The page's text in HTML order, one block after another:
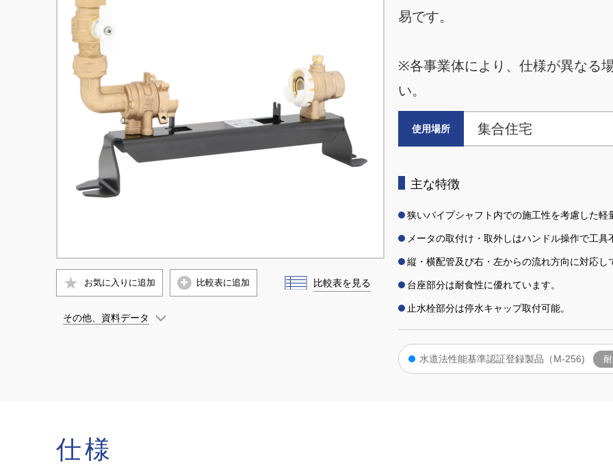
お気に入りに追加 比較表に追加 比較表を見る
その他、資料データ
易です。
※各事業体により、仕様が異なる
い。
使用場所 集合住宅
主な特徴
狭いパイプシャフト内での施工性を考慮した軽
メータの取付け・取外しはハンドル操作で工具
縦・横配管及び右・左からの流れ方向に対応し
台座部分は耐食性に優れています。
止水栓部分は停水キャップ取付可能。
水道法性能基準認証登録製品（M-256)
仕様